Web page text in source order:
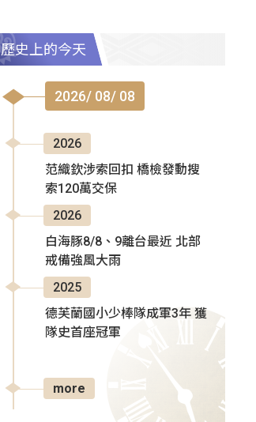
歷史上的今天
2026/ 08/ 08
2026
范織欽涉索回扣 橋檢發動搜
索120萬交保
2026
白海豚8/8、9離台最近 北部
戒備強風大雨
2025
德芙蘭國小少棒隊成軍3年 獲
隊史首座冠軍
more